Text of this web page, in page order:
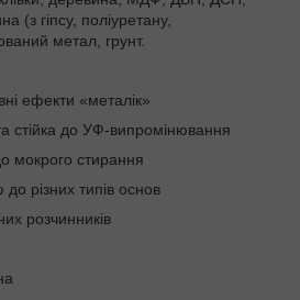
(з гіпсу, поліуретану,
метал, грунт.
ефекти «металік»
стійка до УФ-випромінювання
мокрого стирання
різних типів основ
розчинників